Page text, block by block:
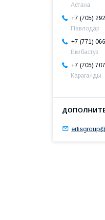
Астана
+7 (705)
Павлодар
+7 (771)
Екибастуз
+7 (705)
Караганды